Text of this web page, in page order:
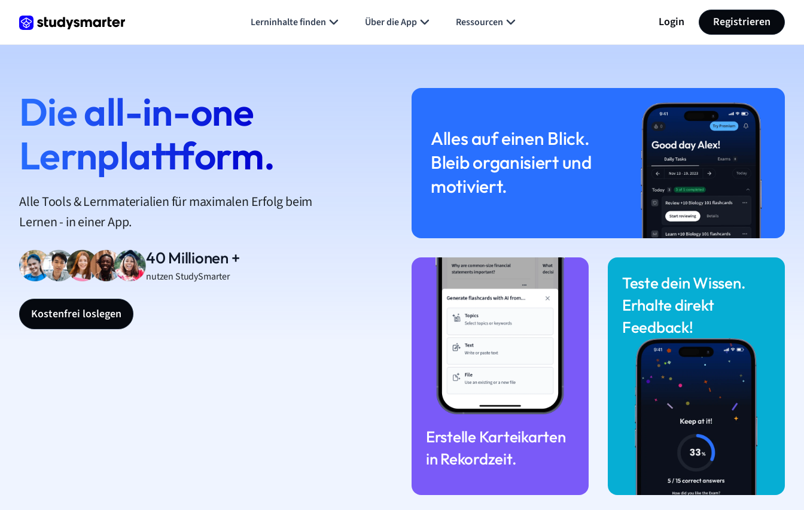
Lerninhalte finden Über die App Ressourcen Login Registrieren
Die all-in-one
Lernplattform.
Alle Tools & Lernmaterialien für maximalen Erfolg beim
Lernen - in einer App.
40 Millionen +
nutzen StudySmarter
Kostenfrei loslegen
Alles auf einen Blick.
Bleib organisiert und
motiviert.
Erstelle Karteikarten
in Rekordzeit.
Teste dein Wissen.
Erhalte direkt
Feedback!